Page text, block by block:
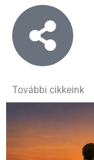
További cikkeink